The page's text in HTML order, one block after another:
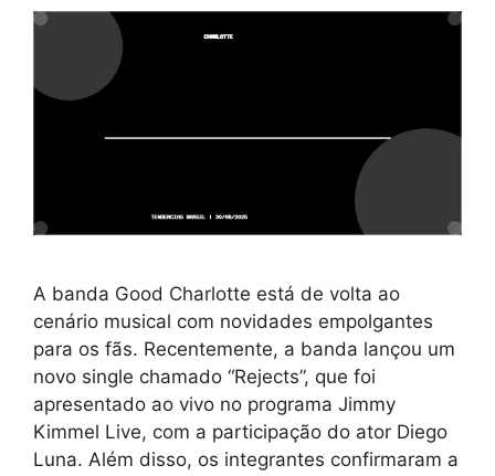
A banda Good Charlotte está de volta ao
cenário musical com novidades empolgantes
para os fãs. Recentemente, a banda lançou um
novo single chamado “Rejects”, que foi
apresentado ao vivo no programa Jimmy
Kimmel Live, com a participação do ator Diego
Luna. Além disso, os integrantes confirmaram a